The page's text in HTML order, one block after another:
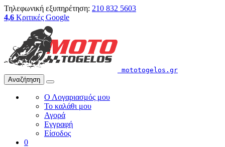
Τηλεφωνική εξυπηρέτηση: 210 832 5603
4,6 Κριτικές Google
mototogelos.gr
Αναζήτηση
Ο Λογαριασμός μου
Το καλάθι μου
Αγορά
Εγγραφή
Είσοδος
0